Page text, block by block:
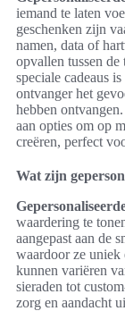
iemand te laten
geschenken zijn
namen, data of
opvallen tussen de
speciale cadeaus
ontvanger het
hebben
aan opties om op
creëren, perfect
Wat zijn
waardering te
aangepast aan de
waardoor ze uniek
kunnen variëren
sieraden tot
zorg en aandacht